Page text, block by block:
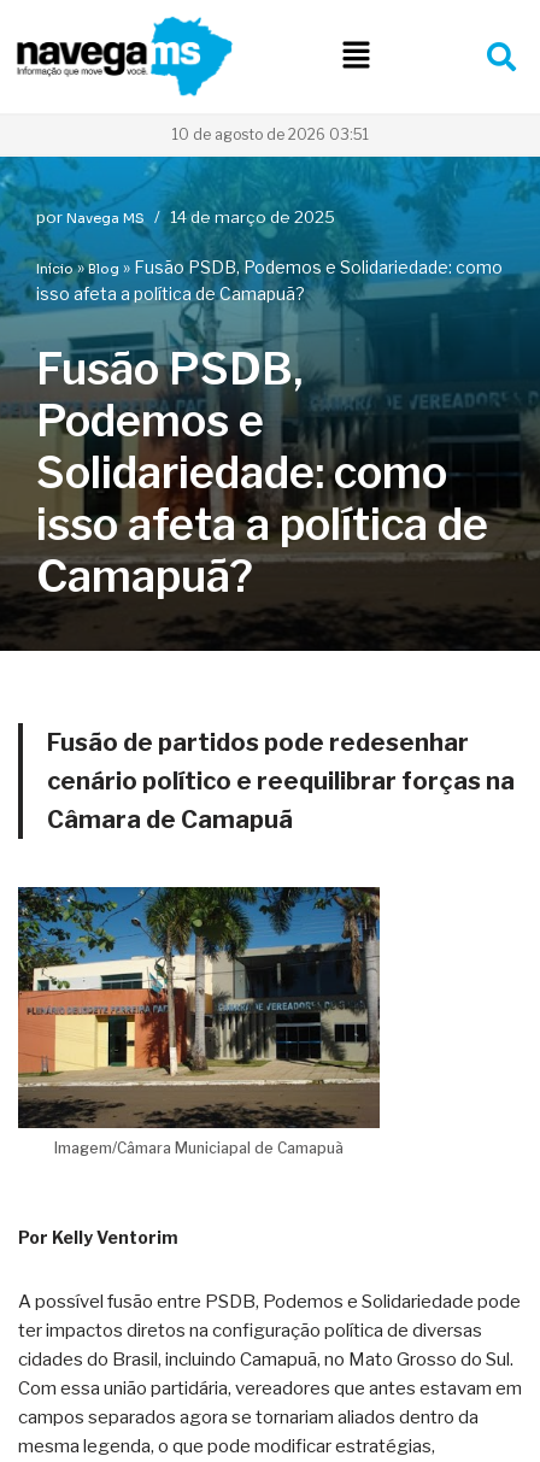
Pular
para
10 de agosto de 2026 03:51
por Navega MS 14 de março de 2025
Início»Blog » Fusão PSDB, Podemos e Solidariedade: como
isso afeta a política de Camapuã?
Fusão PSDB,
Podemos e
Solidariedade: como
isso afeta a política de
Camapuã?
Fusão de partidos pode redesenhar
cenário político e reequilibrar forças na
Câmara de Camapuã
Imagem/Câmara Municiapal de Camapuã
Por Kelly Ventorim
A possível fusão entre PSDB, Podemos e Solidariedade pode
ter impactos diretos na configuração política de diversas
cidades do Brasil, incluindo Camapuã, no Mato Grosso do Sul.
Com essa união partidária, vereadores que antes estavam em
campos separados agora se tornariam aliados dentro da
mesma legenda, o que pode modificar estratégias,